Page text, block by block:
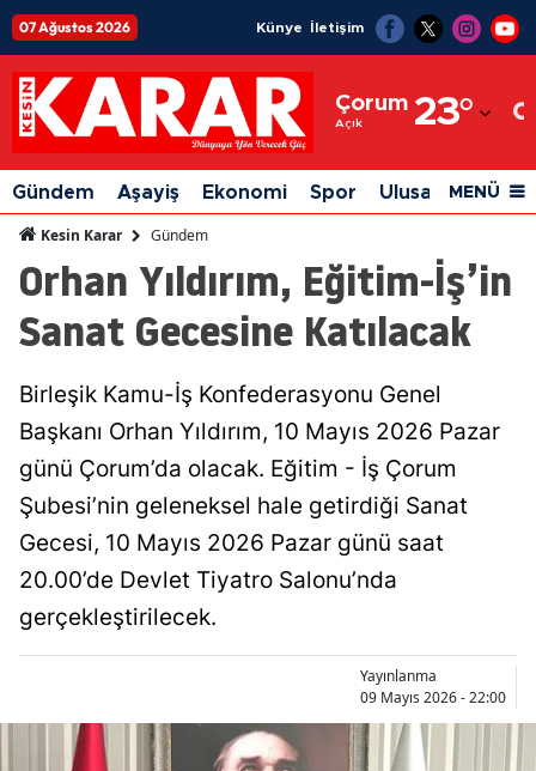
07 Ağustos 2026 Künye İletişim
Çorum
Açık 23°
Adıyaman
Afyonkarahisar
Ağrı
Amasya
Ankara
Aydın
Balıkesir
Bitlis
Bolu
Burdur
Gündem Aşayiş Ekonomi Spor Ulusal Siyaset
MENÜ
Kesin Karar Gündem
Orhan Yıldırım, Eğitim-İş’in
Sanat Gecesine Katılacak
Birleşik Kamu-İş Konfederasyonu Genel
Başkanı Orhan Yıldırım, 10 Mayıs 2026 Pazar
günü Çorum’da olacak. Eğitim - İş Çorum
Şubesi’nin geleneksel hale getirdiği Sanat
Gecesi, 10 Mayıs 2026 Pazar günü saat
20.00’de Devlet Tiyatro Salonu’nda
gerçekleştirilecek.
Yayınlanma
09 Mayıs 2026 - 22:00